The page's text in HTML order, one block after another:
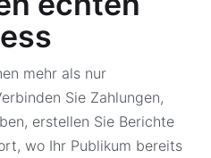
mehr als nur
Sie Zahlungen,
erstellen Sie Berichte
wo Ihr Publikum bereits